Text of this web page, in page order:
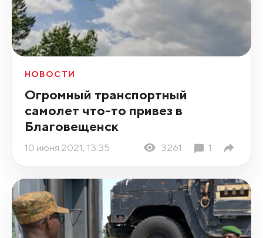
НОВОСТИ
Огромный транспортный
самолет что-то привез в
Благовещенск
10 июня 2021, 13:35 3261 1